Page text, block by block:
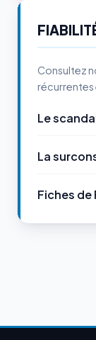
Consultez
récurrentes
Le
La
Fiches